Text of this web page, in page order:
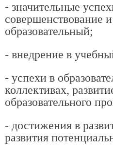
- значительные
совершенствование
образовательный;
- внедрение в
- успехи в
коллективах,
образовательного
- достижения в
развития